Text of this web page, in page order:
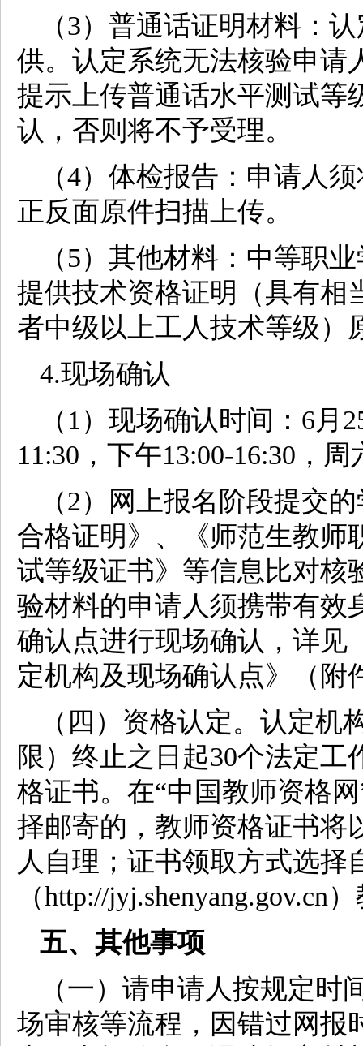
（3）普通话证明材料：
供。认定系统无法核验申请
提示上传普通话水平测试等
认，否则将不予受理。
（4）体检报告：申请人
正反面原件扫描上传。
（5）其他材料：中等职
提供技术资格证明（具有相
者中级以上工人技术等级）
4.现场确认
（1）现场确认时间：6月
11:30，下午13:00-16:30，
（2）网上报名阶段提交
合格证明》、《师范生教师
试等级证书》等信息比对核
验材料的申请人须携带有效
确认点进行现场确认，详见
定机构及现场确认点》（附
（四）资格认定。认定
限）终止之日起30个法定
格证书。在“中国教师资格
择邮寄的，教师资格证书将
人自理；证书领取方式选
（http://jyj.shenyang.gov.cn
五、其他事项
（一）请申请人按规定
场审核等流程，因错过网报